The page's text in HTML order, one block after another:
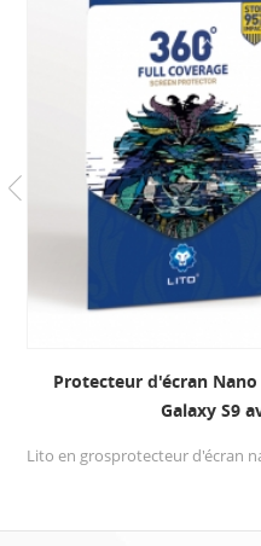
Film de protection souple
avec